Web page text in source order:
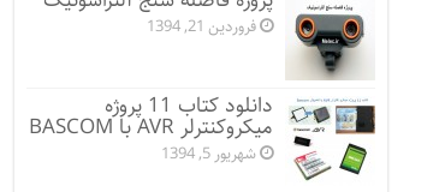
فروردین 21, 1394
دانلود کتاب 11 پروژه
میکروکنترلر AVR با BASCOM
شهریور 5, 1394